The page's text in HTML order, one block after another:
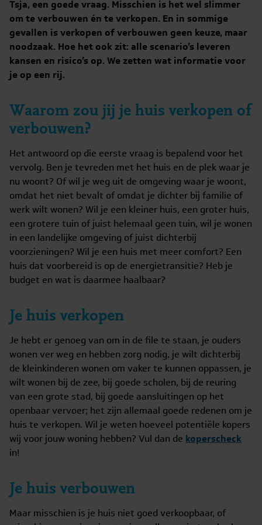
Tsja, een goede vraag. Misschien is het wel slimmer
om te verbouwen én te verkopen. En in sommige
gevallen is verkopen of verbouwen geen keuze, maar
noodzaak. Hoe het ook zit: alle scenario’s leveren
kansen en risico’s op. We zetten wat informatie voor
je op een rij.
Waarom zou jij je huis verkopen of
verbouwen?
Het antwoord op die eerste vraag is bepalend voor het
vervolg. Ben je tevreden met het huis en de plek waar je
nu woont? Of wil je weg uit de omgeving waar je woont,
omdat het niet bevalt of omdat je dichter bij familie of
werk wilt wonen? Wil je een kleiner huis, een groter huis,
een grotere tuin of juist helemaal geen tuin, wil je wonen
in een landelijke omgeving of juist dichterbij
voorzieningen? Wil je een huis met meer comfort? Een
huis dat voorbereid is op de energietransitie? Heb je
budget en wat is daarmee haalbaar?
Je huis verkopen
Je hebt er genoeg van om in de file te staan, je ouders
wonen ver weg en hebben zorg nodig, je wilt dichterbij
de kleinkinderen wonen om vaker te kunnen oppassen, je
wilt wonen bij de zee, bij goede scholen, bij de reuring
van een grote stad, bij goede aansluitingen op het
openbaar vervoer; het zijn allemaal goede redenen om je
huis te verkopen. Wil je weten hoeveel potentiële kopers
wij voor jouw woning hebben? Vul dan de koperscheck
in!
Je huis verbouwen
Maar misschien is je huis niet goed verkoopbaar, of